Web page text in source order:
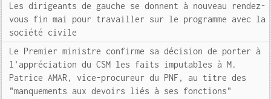
Les dirigeants de gauche se donnent à nouveau rendez-
vous fin mai pour travailler sur le programme avec la
société civile
Le Premier ministre confirme sa décision de porter à
l'appréciation du CSM les faits imputables à M.
Patrice AMAR, vice-procureur du PNF, au titre des
"manquements aux devoirs liés à ses fonctions"